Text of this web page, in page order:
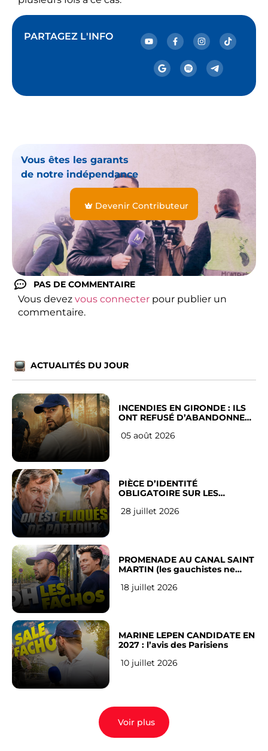
PARTAGEZ L'INFO
Vous êtes les garants
de notre indépendance
Devenir Contributeur
PAS DE COMMENTAIRE
Vous devez vous connecter pour publier un
commentaire.
ACTUALITÉS DU JOUR
INCENDIES EN GIRONDE : ILS
ONT REFUSÉ D’ABANDONNER
05 août 2026
PIÈCE D’IDENTITÉ
OBLIGATOIRE SUR LES
Français
28 juillet 2026
PROMENADE AU CANAL SAINT
MARTIN (les gauchistes ne
18 juillet 2026
MARINE LEPEN CANDIDATE EN
2027 : l’avis des Parisiens
10 juillet 2026
Voir plus